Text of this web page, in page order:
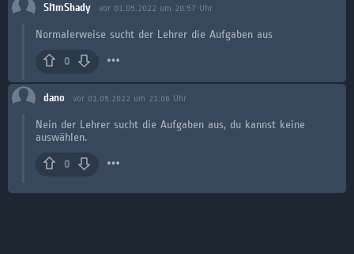
Sl1mShady vor 01.05.2022 um 20:57 Uhr
Normalerweise sucht der Lehrer die Aufgaben aus
0
dano vor 01.05.2022 um 21:06 Uhr
Nein der Lehrer sucht die Aufgaben aus, du kannst keine
auswählen.
0